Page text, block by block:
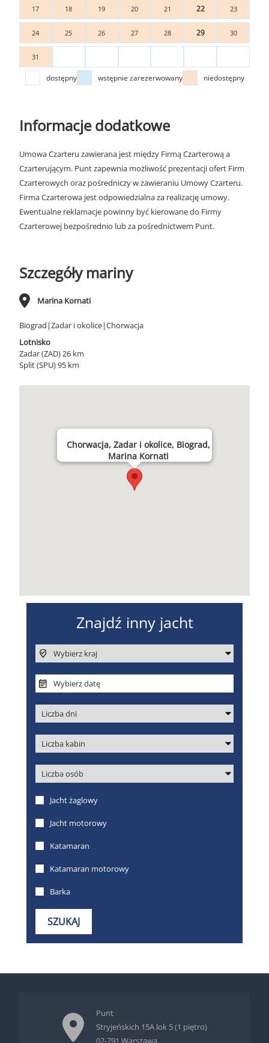
17 18 19 20 21 22 23
24 25 26 27 28 29 30
31
dostępny wstępnie zarezerwowany niedostępny
Informacje dodatkowe
Umowa Czarteru zawierana jest między Firmą Czarterową a
Czarterującym. Punt zapewnia możliwość prezentacji ofert Firm
Czarterowych oraz pośredniczy w zawieraniu Umowy Czarteru.
Firma Czarterowa jest odpowiedzialna za realizację umowy.
Ewentualne reklamacje powinny być kierowane do Firmy
Czarterowej bezpośrednio lub za pośrednictwem Punt.
Szczegóły mariny
Marina Kornati
Biograd|Zadar i okolice|Chorwacja
Lotnisko
Zadar (ZAD) 26 km
Split (SPU) 95 km
Chorwacja, Zadar i okolice, Biograd,
Marina Kornati
Punt
Stryjeńskich 15A lok 5 (1 piętro)
02-791 Warszawa